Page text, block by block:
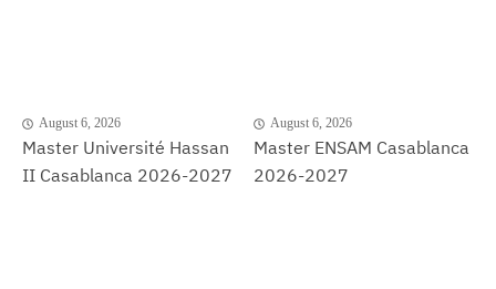
August 6, 2026
Master Université Hassan
II Casablanca 2026-2027
August 6, 2026
Master ENSAM Casablanca
2026-2027